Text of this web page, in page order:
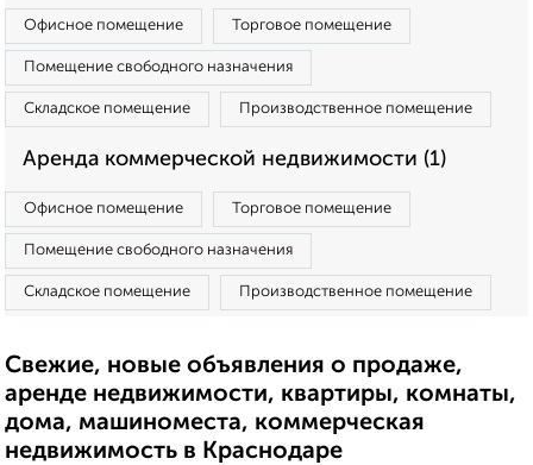
Офисное помещение Торговое помещение
Помещение свободного назначения
Складское помещение Производственное помещение
Аренда коммерческой недвижимости (1)
Офисное помещение Торговое помещение
Помещение свободного назначения
Складское помещение Производственное помещение
Свежие, новые объявления о продаже,
аренде недвижимости, квартиры, комнаты,
дома, машиноместа, коммерческая
недвижимость в Краснодаре